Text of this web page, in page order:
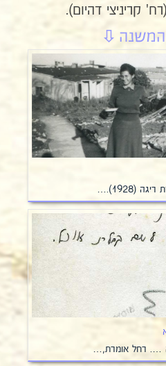
קריניצי דהיום).
(1928).…
…. רחל אומרת,…